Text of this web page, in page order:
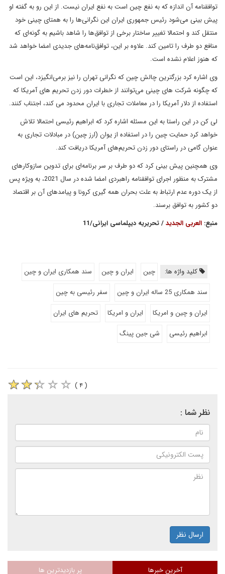
توافقنامه آن اندازه که به نفع چین است به نفع ایران نیست. از این رو به گفته او
پیش بینی می‌شود رئیس جمهوری ایران این نگرانی‌ها را به همتای چینی خود
منتقل کند و احتمالا تغییر ساختار برخی از توافق‌ها را شاهد باشیم به گونه‌ای که
منافع دو طرف را تامین کند. علاوه بر این، توافق‌نامه‌های جدیدی امضا خواهد شد
که هنوز اعلام نشده است.
وی اشاره کرد بزرگترین چالش چین که نگرانی تهران را نیز برمی‌انگیزد، این است
که چگونه شرکت های چینی می‌توانند از خطرات دور زدن تحریم های آمریکا که
استفاده از دلار آمریکا را در معاملات تجاری با ایران محدود می کند، اجتناب کنند.
لی کن در این راستا به این مسئله اشاره کرد که ابراهیم رئیسی احتمالا تلاش
خواهد کرد حمایت چین را در استفاده از یوان (ارز چین) در مبادلات تجاری به
عنوان گامی در راستای دور زدن تحریم‌های آمریکا دریافت کند.
وی همچنین پیش بینی کرد که دو طرف بر سر برنامه‌ای برای تدوین سازوکارهای
مشترک به منظور اجرای توافقنامه راهبردی امضا شده در سال 2021، به ویژه پس
از یک دوره عدم ارتباط به علت بحران همه گیری کرونا و پیامدهای آن بر اقتصاد
دو کشور به توافق برسند.
منبع: العربی الجدید/ تحریریه دیپلماسی ایرانی/11
کلید واژه ها: چین ایران و چین
سند همکاری ایران و چین
سند همکاری 25 ساله ایران و چین
سفر رئیسی به چین
ایران و چین و امریکا
ایران و امریکا
تحریم های ایران
ابراهیم رئیسی
شی جین پینگ
( ۴ )
نظر شما :
ارسال نظر
آخرین خبرها پر بازدیدترین ها